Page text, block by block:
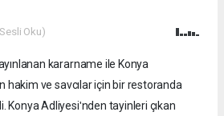
Oku)
kararname ile Konya
hakim ve savcılar için bir restoranda
Adliyesiʹnden tayinleri çıkan